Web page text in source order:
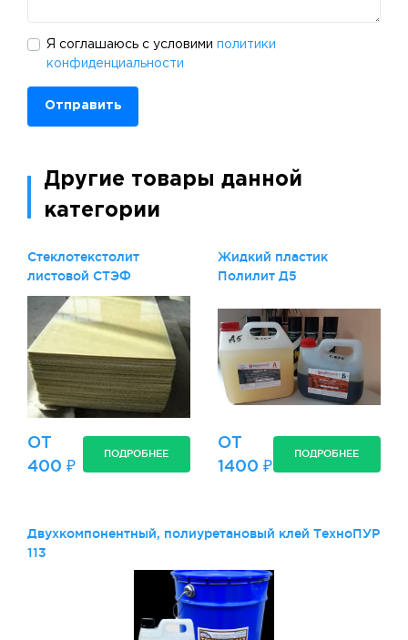
Я соглашаюсь с условими политики
конфиденциальности
Отправить
Другие товары данной
категории
Стеклотекстолит
листовой СТЭФ
ОТ
400 ₽
ПОДРОБНЕЕ
Жидкий пластик
Полилит Д5
ОТ
1400 ₽
ПОДРОБНЕЕ
Двухкомпонентный, полиуретановый клей ТехноПУР
113